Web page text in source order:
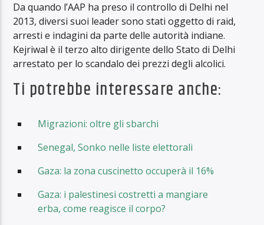
Da quando l’AAP ha preso il controllo di Delhi nel
2013, diversi suoi leader sono stati oggetto di raid,
arresti e indagini da parte delle autorità indiane.
Kejriwal è il terzo alto dirigente dello Stato di Delhi
arrestato per lo scandalo dei prezzi degli alcolici.
Ti potrebbe interessare anche:
Migrazioni: oltre gli sbarchi
Senegal, Sonko nelle liste elettorali
Gaza: la zona cuscinetto occuperà il 16%
Gaza: i palestinesi costretti a mangiare
erba, come reagisce il corpo?